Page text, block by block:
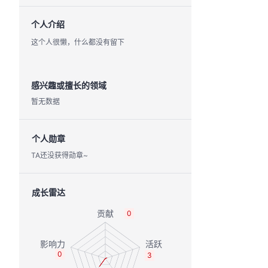
个人介绍
这个人很懒，什么都没有留下
感兴趣或擅长的领域
暂无数据
个人勋章
TA还没获得勋章~
成长雷达
0
3
0